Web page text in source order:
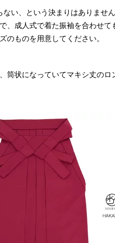
い、という決まりはありません
、成人式で着た振袖を合わせて
のものを用意してください。
筒状になっていてマキシ丈のロ